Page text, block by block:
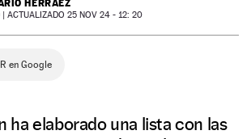
HERRÁEZ
| ACTUALIZADO 25 NOV 24 - 12: 20
en Google
ha elaborado una lista con las